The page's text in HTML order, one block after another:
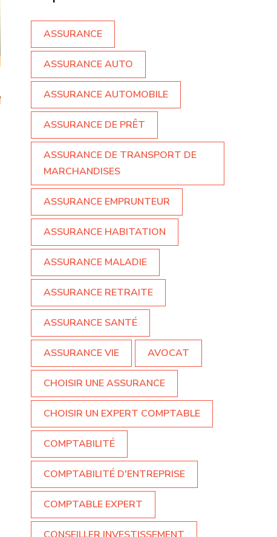
ASSURANCE
ASSURANCE AUTO
ASSURANCE AUTOMOBILE
ASSURANCE DE PRÊT
ASSURANCE DE TRANSPORT DE
MARCHANDISES
ASSURANCE EMPRUNTEUR
ASSURANCE HABITATION
ASSURANCE MALADIE
ASSURANCE RETRAITE
ASSURANCE SANTÉ
ASSURANCE VIE AVOCAT
CHOISIR UNE ASSURANCE
CHOISIR UN EXPERT COMPTABLE
COMPTABILITÉ
COMPTABILITÉ D'ENTREPRISE
COMPTABLE EXPERT